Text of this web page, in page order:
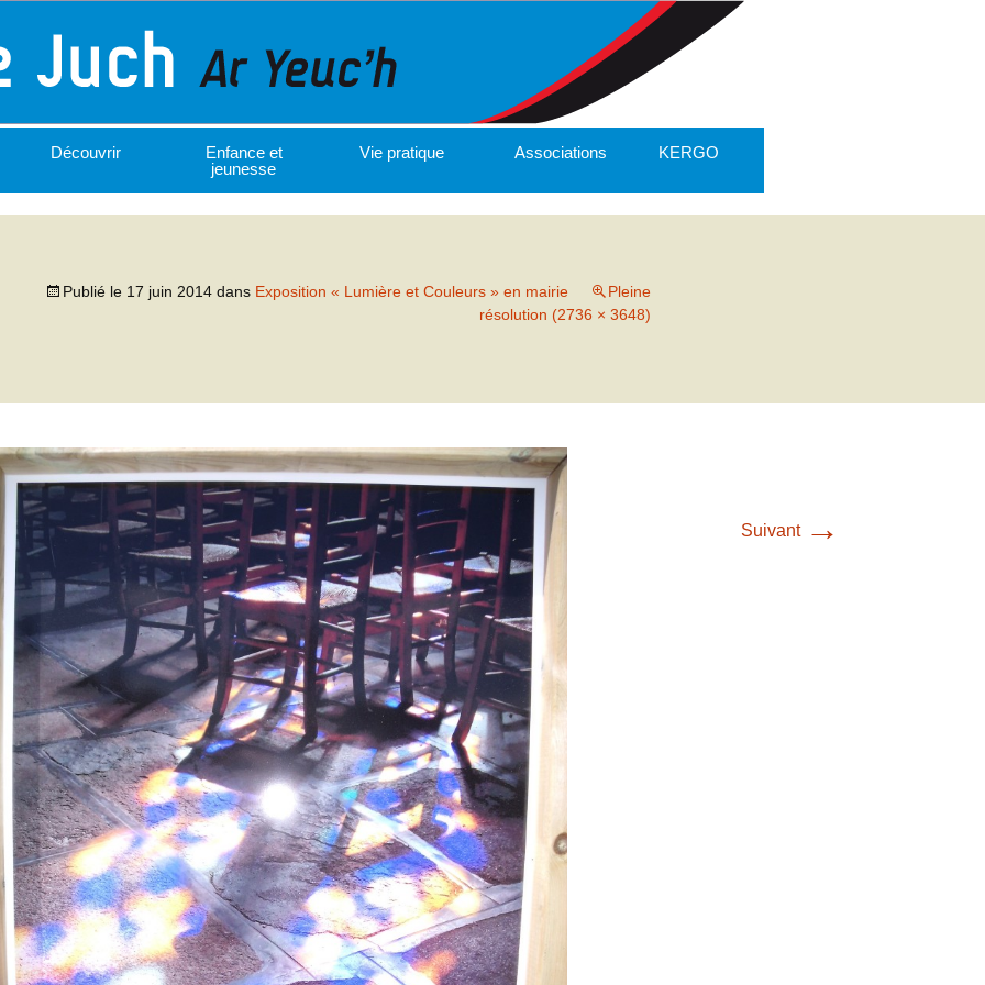
Découvrir
Enfance et
jeunesse
Vie pratique Associations KERGO
Publié le 17 juin 2014 dans Exposition « Lumière et Couleurs » en mairie
Pleine
résolution (2736 × 3648)
Suivant →